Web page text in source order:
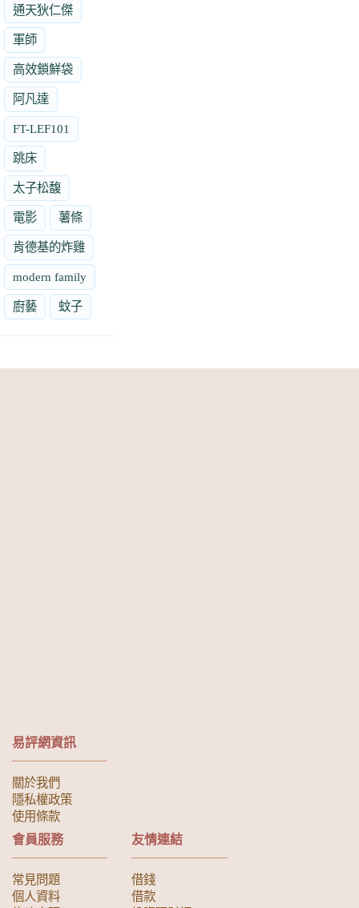
通天狄仁傑
軍師
高效鎖鮮袋
阿凡達
FT-LEF101
跳床
太子松馥
電影 薯條
肯德基的炸雞
modern family
廚藝 蚊子
易評網資訊
關於我們
隱私權政策
使用條款
會員服務
常見問題
個人資料
友情連結
借錢
借款